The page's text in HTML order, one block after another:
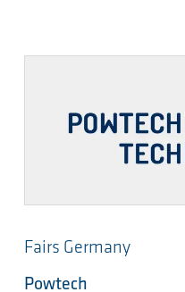
Fairs Germany
Powtech